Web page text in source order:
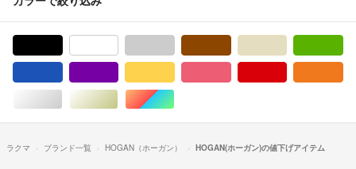
シルバー/銀色系ゴールド/金色系マルチカラー
ラクマ ブランド一覧 HOGAN（ホーガン） HOGAN(ホーガン)の値下げアイテム